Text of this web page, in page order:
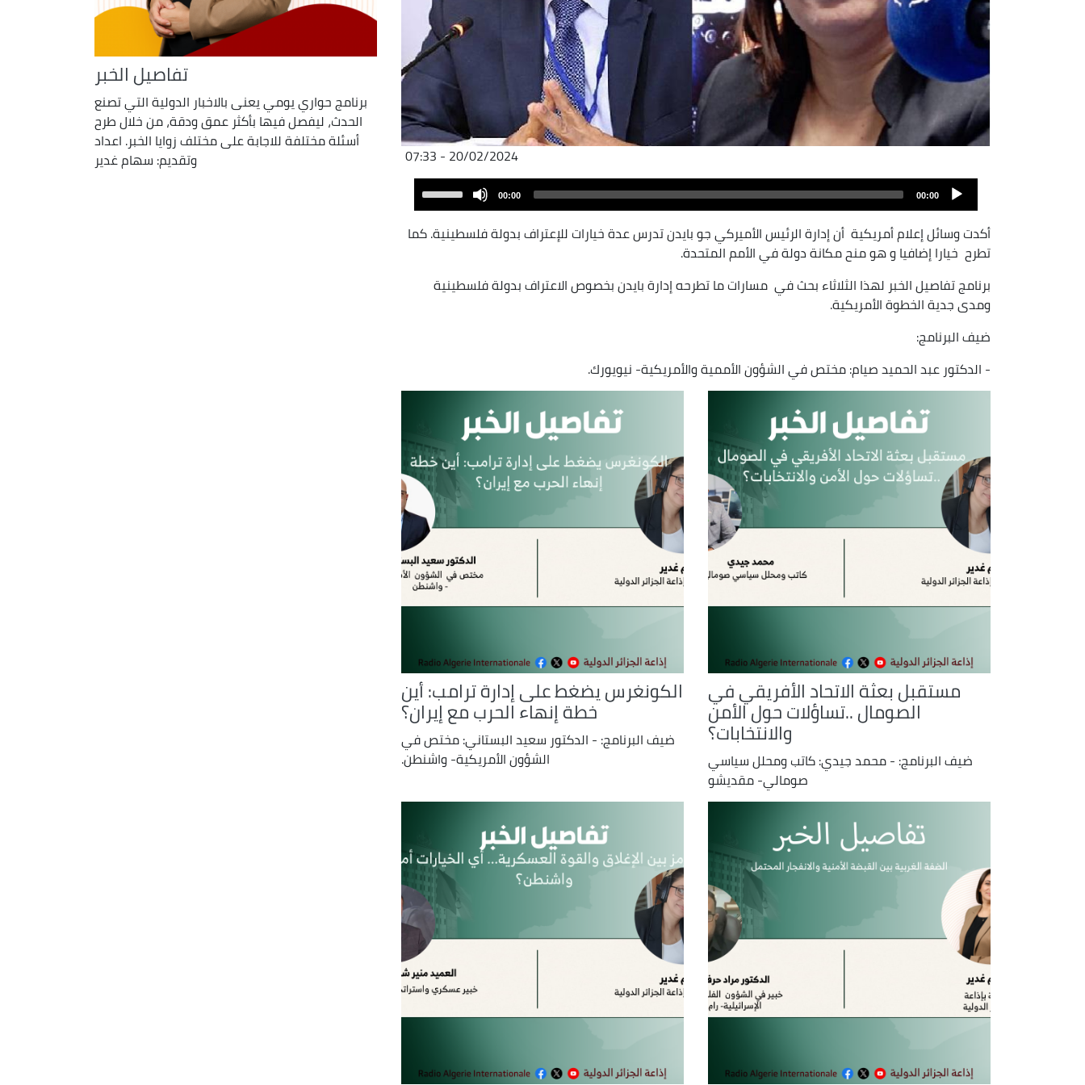
20/02/2024 - 07:33
Player
00:00
00:00
Arrowأكدت وسائل إعلام أمريكية أن إدارة الرئيس الأميركي جو بايدن تدرس عدة خيارات للإعتراف بدولة فلسطينية. كما
تطرح خيارا إضافيا و هو منح مكانة دولة في الأمم المتحدة.
برنامج تفاصيل الخبر لهذا الثلاثاء بحث في مسارات ما تطرحه إدارة بايدن بخصوص الاعتراف بدولة فلسطينية
ومدى جدية الخطوة الأمريكية.
ضيف البرنامج:
- الدكتور عبد الحميد صيام: مختص في الشؤون الأممية والأمريكية- نيويورك.
مستقبل بعثة الاتحاد الأفريقي في
الصومال ..تساؤلات حول الأمن
والانتخابات؟
ضيف البرنامج: - محمد جيدي: كاتب ومحلل سياسي
صومالي- مقديشو
الكونغرس يضغط على إدارة ترامب: أين
خطة إنهاء الحرب مع إيران؟
ضيف البرنامج: - الدكتور سعيد البستاني: مختص في
الشؤون الأمريكية- واشنطن.
تفاصيل الخبر
برنامج حواري يومي يعنى بالاخبار الدولية التي تصنع
الحدث، ليفصل فيها بأكثر عمق ودقة، من خلال طرح
أسئلة مختلفة للاجابة على مختلف زوايا الخبر. اعداد
وتقديم: سهام غدير